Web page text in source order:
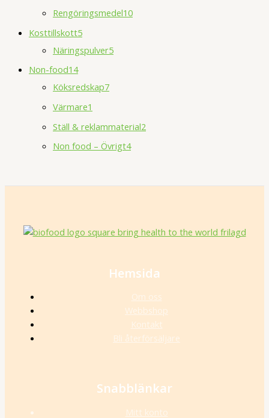
Rengöringsmedel10
Kosttillskott5
Näringspulver5
Non-food14
Köksredskap7
Värmare1
Ställ & reklammaterial2
Non food – Övrigt4
Hemsida
Om oss
Webbshop
Kontakt
Bli återförsäljare
Snabblänkar
Mitt konto